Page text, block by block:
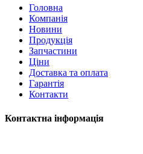
Головна
Компанія
Новини
Продукція
Запчастини
Ціни
Доставка та оплата
Гарантія
Контакти
Контактна інформація